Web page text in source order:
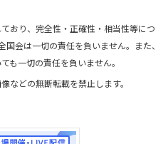
おり、完全性・正確性・相当性等につ
国会は一切の責任を負いません。また、
も一切の責任を負いません。
などの無断転載を禁止します。